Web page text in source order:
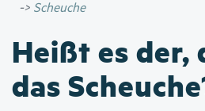
Scheuche
Heißt es der,
das